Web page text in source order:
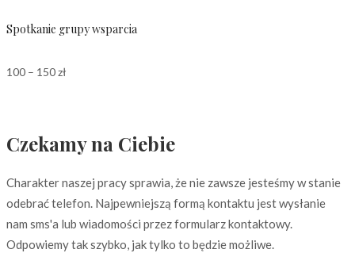
Spotkanie grupy wsparcia
100 – 150 zł
Czekamy na Ciebie
Charakter naszej pracy sprawia, że nie zawsze jesteśmy w stanie
odebrać telefon. Najpewniejszą formą kontaktu jest wysłanie
nam sms'a lub wiadomości przez formularz kontaktowy.
Odpowiemy tak szybko, jak tylko to będzie możliwe.